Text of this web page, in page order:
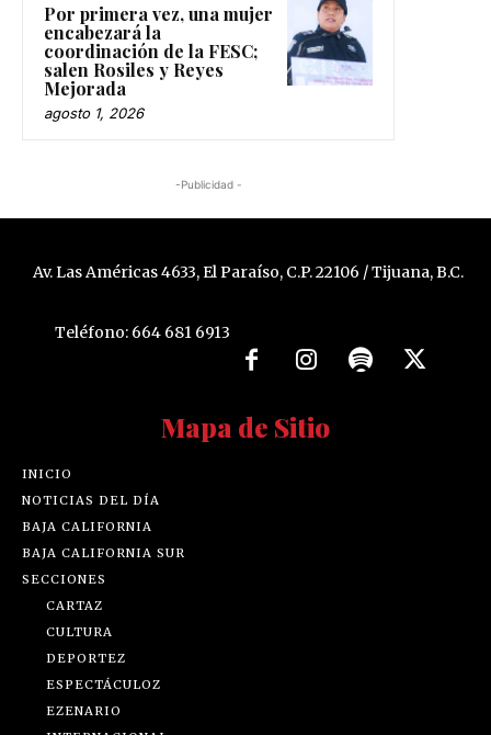
Por primera vez, una mujer
encabezará la
coordinación de la FESC;
salen Rosiles y Reyes
Mejorada
agosto 1, 2026
-Publicidad -
Av. Las Américas 4633, El Paraíso, C.P. 22106 / Tijuana, B.C.
Teléfono: 664 681 6913
Mapa de Sitio
INICIO
NOTICIAS DEL DÍA
BAJA CALIFORNIA
BAJA CALIFORNIA SUR
SECCIONES
CARTAZ
CULTURA
DEPORTEZ
ESPECTÁCULOZ
EZENARIO